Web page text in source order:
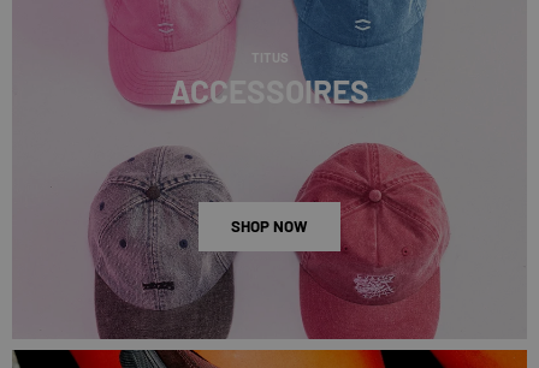
TITUS
ACCESSOIRES
SHOP NOW